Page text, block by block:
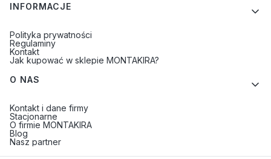
INFORMACJE
Polityka prywatności
Regulaminy
Kontakt
Jak kupować w sklepie MONTAKIRA?
O NAS
Kontakt i dane firmy
Stacjonarne
O firmie MONTAKIRA
Blog
Nasz partner